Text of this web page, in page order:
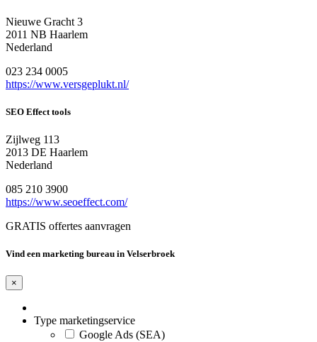
Nieuwe Gracht 3
2011 NB Haarlem
Nederland
023 234 0005
https://www.versgeplukt.nl/
SEO Effect tools
Zijlweg 113
2013 DE Haarlem
Nederland
085 210 3900
https://www.seoeffect.com/
GRATIS offertes aanvragen
Vind een marketing bureau in Velserbroek
×
Type marketingservice
Google Ads (SEA)